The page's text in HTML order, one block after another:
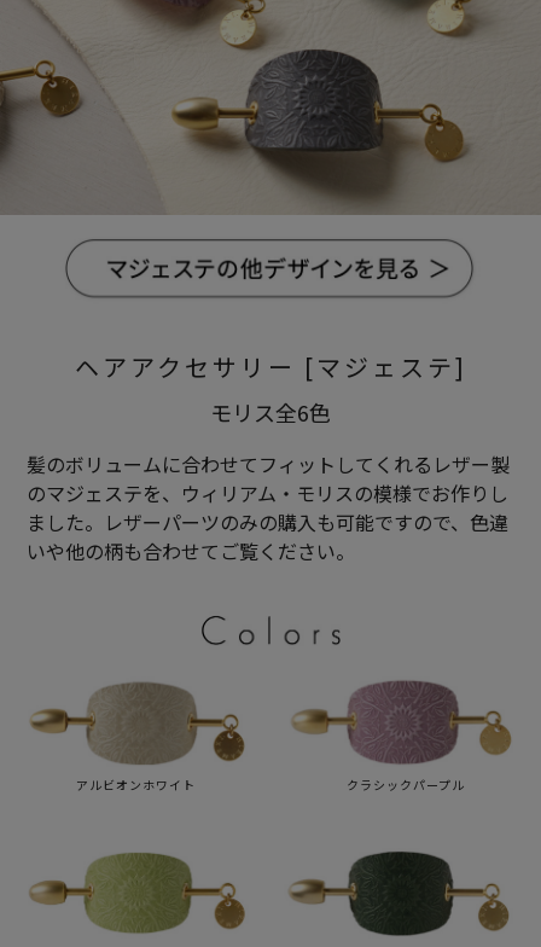
ヘアアクセサリー [マジェステ]
モリス全6色
髪のボリュームに合わせてフィットしてくれるレザー製
のマジェステを、ウィリアム・モリスの模様でお作りし
ました。レザーパーツのみの購入も可能ですので、色違
いや他の柄も合わせてご覧ください。
アルビオンホワイト クラシックパープル